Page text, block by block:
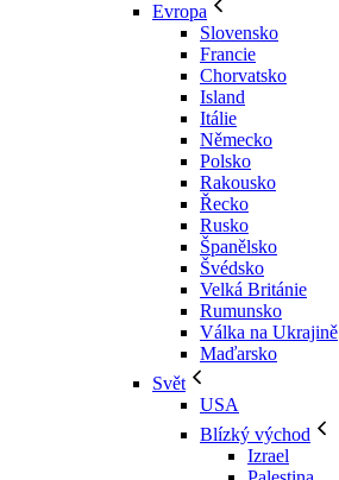
Evropa
Slovensko
Francie
Chorvatsko
Island
Itálie
Německo
Polsko
Rakousko
Řecko
Rusko
Španělsko
Švédsko
Velká Británie
Rumunsko
Válka na Ukrajině
Maďarsko
Svět
USA
Blízký východ
Izrael